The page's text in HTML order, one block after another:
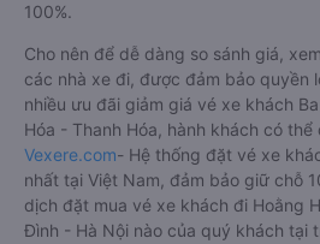
100%.
Cho nên để dễ dàng so sánh giá,
các nhà xe đi, được đảm bảo quyền
nhiều ưu đãi giảm giá vé xe khách
Hóa - Thanh Hóa, hành khách có
Vexere.com- Hệ thống đặt vé xe
nhất tại Việt Nam, đảm bảo giữ chỗ
dịch đặt mua vé xe khách đi Hoằng
Đình - Hà Nội nào của quý khách tại